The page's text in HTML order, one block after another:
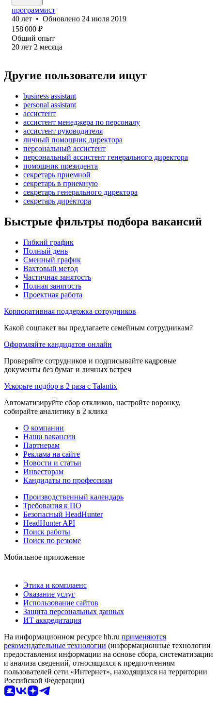
программист
40 лет • Обновлено 24 июля 2019
158 000 ₽
Общий опыт
20 лет 2 месяца
Другие пользователи ищут
business assistant
personal assistant
ассистент
ассистент менеджера по персоналу
ассистент руководителя
личный помощник директора
персональный ассистент
персональный ассистент генерального директора
помощник президента
секретарь приемной
секретарь в приемную
секретарь генерального директора
секретарь директора
Быстрые фильтры подбора вакансий
Гибкий график
Полный день
Сменный график
Вахтовый метод
Частичная занятость
Полная занятость
Проектная работа
Корпоративная поддержка сотрудников
Какой соцпакет вы предлагаете семейным сотрудникам?
Оформляйте кандидатов онлайн
Проверяйте сотрудников и подписывайте кадровые
документы без бумаг и личных встреч
Ускорьте подбор в 2 раза с Talantix
Автоматизируйте сбор откликов, настройте воронку,
собирайте аналитику в 2 клика
О компании
Наши вакансии
Партнерам
Реклама на сайте
Новости и статьи
Инвесторам
Кандидаты по профессиям
Производственный календарь
Требования к ПО
Безопасный HeadHunter
HeadHunter API
Поиск работы
Поиск по резюме
Мобильное приложение
Этика и комплаенс
Оказание услуг
Использование сайтов
Защита персональных данных
ИТ аккредитация
На информационном ресурсе hh.ru применяются
рекомендательные технологии (информационные технологии
предоставления информации на основе сбора, систематизации
и анализа сведений, относящихся к предпочтениям
пользователей сети «Интернет», находящихся на территории
Российской Федерации)